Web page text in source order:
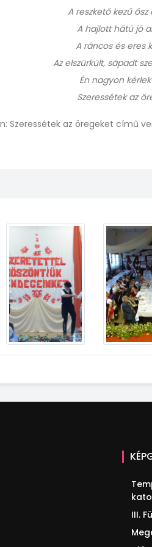
A reszkető kezű ősz
A hajlott hátú jó
A ráncos és eres
Az elszürkült, sápadt
Én nagyon
Szeressétek az
Szeressétek az öregeket című
III.